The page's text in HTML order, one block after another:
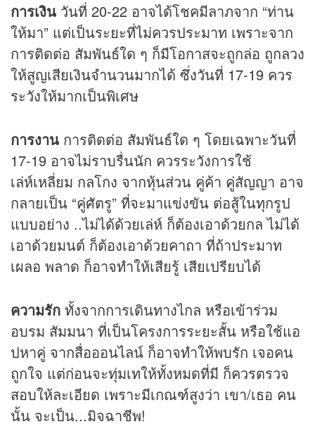
การเงิน วันที่ 20-22 อาจได้โชคมีลาภจาก “ท่าน
ให้มา” แต่เป็นระยะที่ไม่ควรประมาท เพราะจาก
การติดต่อ สัมพันธ์ใด ๆ ก็มีโอกาสจะถูกล่อ ถูกลวง
ให้สูญเสียเงินจำนวนมากได้ ซึ่งวันที่ 17-19 ควร
ระวังให้มากเป็นพิเศษ
การงาน การติดต่อ สัมพันธ์ใด ๆ โดยเฉพาะวันที่
17-19 อาจไม่ราบรื่นนัก ควรระวังการใช้
เล่ห์เหลี่ยม กลโกง จากหุ้นส่วน คู่ค้า คู่สัญญา อาจ
กลายเป็น “คู่ศัตรู” ที่จะมาแข่งขัน ต่อสู้ในทุกรูป
แบบอย่าง ..ไม่ได้ด้วยเล่ห์ ก็ต้องเอาด้วยกล ไม่ได้
เอาด้วยมนต์ ก็ต้องเอาด้วยคาถา ที่ถ้าประมาท
เผลอ พลาด ก็อาจทำให้เสียรู้ เสียเปรียบได้
ความรัก ทั้งจากการเดินทางไกล หรือเข้าร่วม
อบรม สัมมนา ที่เป็นโครงการระยะสั้น หรือใช้แอ
ปหาคู่ จากสื่อออนไลน์ ก็อาจทำให้พบรัก เจอคน
ถูกใจ แต่ก่อนจะทุ่มเทให้ทั้งหมดที่มี ก็ควรตรวจ
สอบให้ละเอียด เพราะมีเกณฑ์สูงว่า เขา/เธอ คน
นั้น จะเป็น...มิจฉาชีพ!